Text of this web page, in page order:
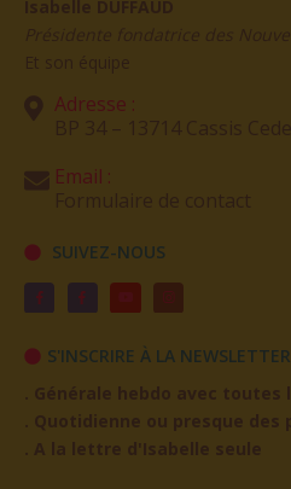
Adresse :
Email :
SUIVEZ-NOUS
S'INSCRIRE À LA NEWSLETTER